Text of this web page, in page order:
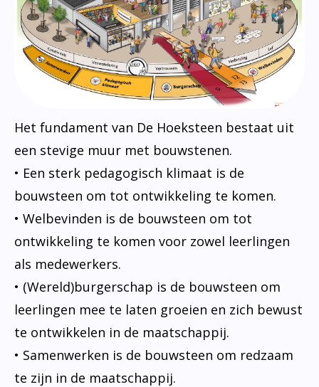
Het fundament van De Hoeksteen bestaat uit
een stevige muur met bouwstenen.
• Een sterk pedagogisch klimaat is de
bouwsteen om tot ontwikkeling te komen.
• Welbevinden is de bouwsteen om tot
ontwikkeling te komen voor zowel leerlingen
als medewerkers.
• (Wereld)burgerschap is de bouwsteen om
leerlingen mee te laten groeien en zich bewust
te ontwikkelen in de maatschappij.
• Samenwerken is de bouwsteen om redzaam
te zijn in de maatschappij.